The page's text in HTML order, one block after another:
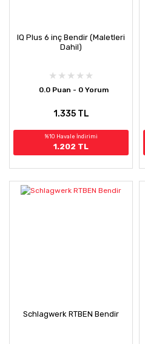
IQ Plus 6 inç Bendir (Maletleri
Dahil)
0.0 Puan - 0 Yorum
1.335 TL
%10 Havale İndirimi
1.202 TL
Schlagwerk RTBEN Bendir